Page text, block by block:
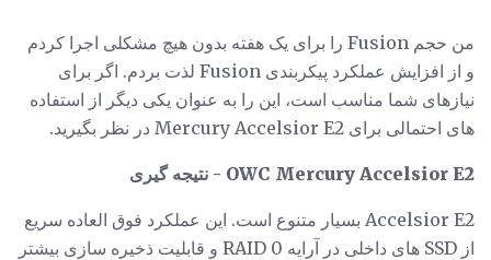
من حجم Fusion را برای یک هفته بدون هیچ مشکلی اجرا کردم
و از افزایش عملکرد پیکربندی Fusion لذت بردم. اگر برای
نیازهای شما مناسب است، این را به عنوان یکی دیگر از استفاده
های احتمالی برای Mercury Accelsior E2 در نظر بگیرید.
OWC Mercury Accelsior E2 - نتیجه گیری
Accelsior E2 بسیار متنوع است. این عملکرد فوق العاده سریع
از SSD های داخلی در آرایه RAID 0 و قابلیت ذخیره سازی بیشتر